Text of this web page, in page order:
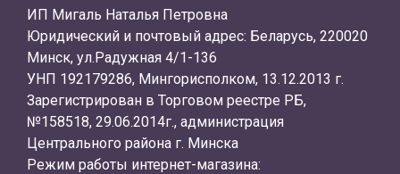
ИП Мигаль Наталья Петровна
Юридический и почтовый адрес: Беларусь, 220020
Минск, ул.Радужная 4/1-136
УНП 192179286, Мингорисполком, 13.12.2013 г.
Зарегистрирован в Торговом реестре РБ,
№158518, 29.06.2014г., администрация
Центрального района г. Минска
Режим работы интернет-магазина: